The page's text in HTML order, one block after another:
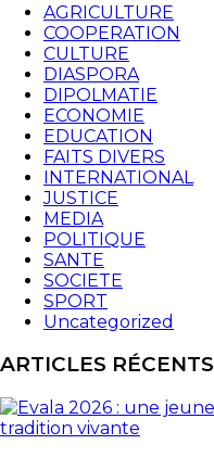
AGRICULTURE
COOPERATION
CULTURE
DIASPORA
DIPOLMATIE
ECONOMIE
EDUCATION
FAITS DIVERS
INTERNATIONAL
JUSTICE
MEDIA
POLITIQUE
SANTE
SOCIETE
SPORT
Uncategorized
ARTICLES RÉCENTS